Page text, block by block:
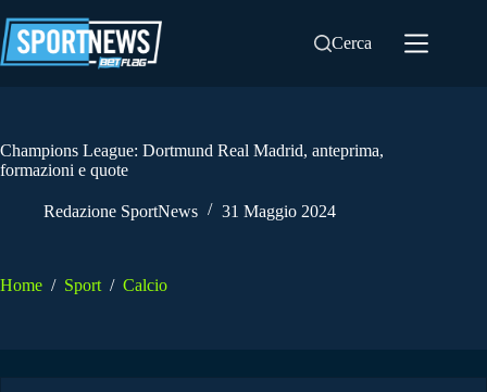
al
contenuto
Cerca
Champions League: Dortmund Real Madrid, anteprima,
formazioni e quote
Redazione SportNews 31 Maggio 2024
Home / Sport / Calcio